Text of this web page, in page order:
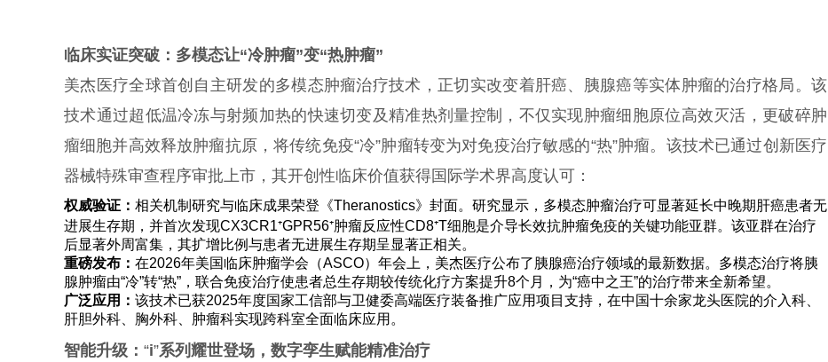
临床实证突破：多模态让“冷肿瘤”变“热肿瘤”
美杰医疗全球首创自主研发的多模态肿瘤治疗技术，正切实改变着肝癌、胰腺癌等实体肿瘤的治疗格局。该
技术通过超低温冷冻与射频加热的快速切变及精准热剂量控制，不仅实现肿瘤细胞原位高效灭活，更破碎肿
瘤细胞并高效释放肿瘤抗原，将传统免疫“冷”肿瘤转变为对免疫治疗敏感的“热”肿瘤。该技术已通过创新医疗
器械特殊审查程序审批上市，其开创性临床价值获得国际学术界高度认可：
权威验证： 相关机制研究与临床成果荣登《Theranostics》封面。研究显示，多模态肿瘤治疗可显著延长中晚期肝癌患者无
进展生存期，并首次发现CX3CR1⁺GPR56⁺肿瘤反应性CD8⁺T细胞是介导长效抗肿瘤免疫的关键功能亚群。该亚群在治疗
后显著外周富集，其扩增比例与患者无进展生存期呈显著正相关。
重磅发布 ： 在2026年美国临床肿瘤学会（ASCO）年会上，美杰医疗公布了胰腺癌治疗领域的最新数据。多模态治疗将胰
腺肿瘤由“冷”转“热”，联合免疫治疗使患者总生存期较传统化疗方案提升8个月，为“癌中之王”的治疗带来全新希望。
广泛应用： 该技术已获2025年度国家工信部与卫健委高端医疗装备推广应用项目支持，在中国十余家龙头医院的介入科、
肝胆外科、胸外科、肿瘤科实现跨科室全面临床应用。
智能升级： “i”系列耀世登场，数字孪生赋能精准治疗